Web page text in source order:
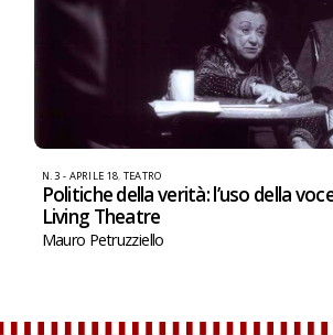
N. 3 - APRILE 18, TEATRO
Politiche della verità: l’uso della
Living Theatre
Mauro Petruzziello